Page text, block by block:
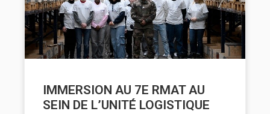
IMMERSION AU 7E RMAT AU
SEIN DE L’UNITÉ LOGISTIQUE